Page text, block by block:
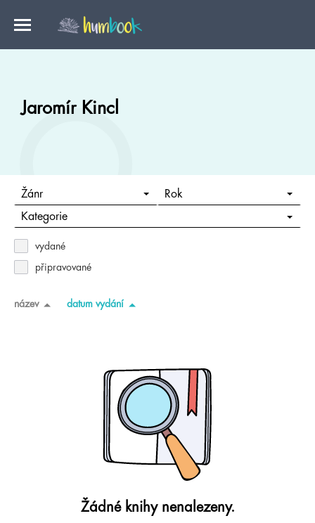
Jaromír Kincl
Žánr Rok
Kategorie
vydané
připravované
název datum vydání
Žádné knihy nenalezeny.